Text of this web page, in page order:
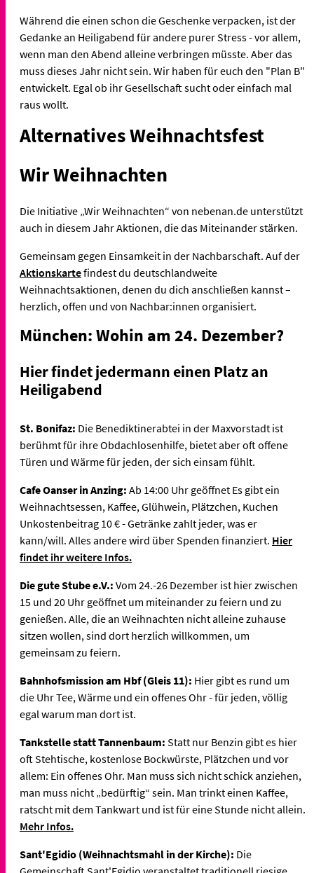
Während die einen schon die Geschenke verpacken, ist der
Gedanke an Heiligabend für andere purer Stress - vor allem,
wenn man den Abend alleine verbringen müsste. Aber das
muss dieses Jahr nicht sein. Wir haben für euch den "Plan B"
entwickelt. Egal ob ihr Gesellschaft sucht oder einfach mal
raus wollt.
Alternatives Weihnachtsfest
Wir Weihnachten
Die Initiative „Wir Weihnachten“ von nebenan.de unterstützt
auch in diesem Jahr Aktionen, die das Miteinander stärken.
Gemeinsam gegen Einsamkeit in der Nachbarschaft. Auf der
Aktionskartefindest du deutschlandweite
Weihnachtsaktionen, denen du dich anschließen kannst –
herzlich, offen und von Nachbar:innen organisiert.
München: Wohin am 24. Dezember?
Hier findet jedermann einen Platz an
Heiligabend
St. Bonifaz: Die Benediktinerabtei in der Maxvorstadt ist
berühmt für ihre Obdachlosenhilfe, bietet aber oft offene
Türen und Wärme für jeden, der sich einsam fühlt.
Cafe Oanser in Anzing: Ab 14:00 Uhr geöffnet Es gibt ein
Weihnachtsessen, Kaffee, Glühwein, Plätzchen, Kuchen
Unkostenbeitrag 10 € - Getränke zahlt jeder, was er
kann/will. Alles andere wird über Spenden finanziert. Hier
findet ihr weitere Infos.
Die gute Stube e.V.: Vom 24.-26 Dezember ist hier zwischen
15 und 20 Uhr geöffnet um miteinander zu feiern und zu
genießen. Alle, die an Weihnachten nicht alleine zuhause
sitzen wollen, sind dort herzlich willkommen, um
gemeinsam zu feiern.
Bahnhofsmission am Hbf (Gleis 11): Hier gibt es rund um
die Uhr Tee, Wärme und ein offenes Ohr - für jeden, völlig
egal warum man dort ist.
Tankstelle statt Tannenbaum: Statt nur Benzin gibt es hier
oft Stehtische, kostenlose Bockwürste, Plätzchen und vor
allem: Ein offenes Ohr. Man muss sich nicht schick anziehen,
man muss nicht „bedürftig“ sein. Man trinkt einen Kaffee,
ratscht mit dem Tankwart und ist für eine Stunde nicht allein.
Mehr Infos.
Sant'Egidio (Weihnachtsmahl in der Kirche): Die